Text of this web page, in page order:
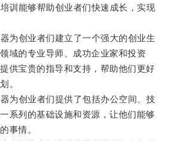
能够帮助创业者们快速成长，实现
创业者们建立了一个强大的创业生
域的专业导师、成功企业家和投资
供宝贵的指导和支持，帮助他们更好
。
创业者们提供了包括办公空间、技
系列的基础设施和资源，让他们能够
事情。